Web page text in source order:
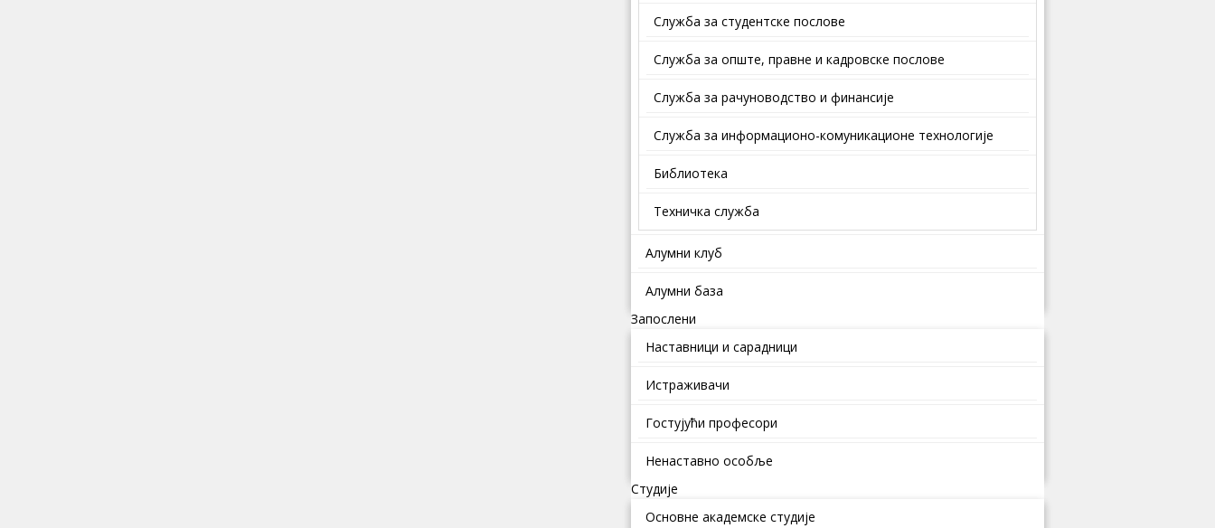
Служба за студентске послове
Службa зa oпштe, прaвнe и кaдрoвскe пoслoвe
Служба за рачуноводство и финансије
Служба за информационо-комуникационе технологије
Библиотека
Техничка служба
Алумни клуб
Алумни база
Запослени
Наставници и сарадници
Истраживачи
Гостујући професори
Ненаставно особље
Студије
Основне академске студије